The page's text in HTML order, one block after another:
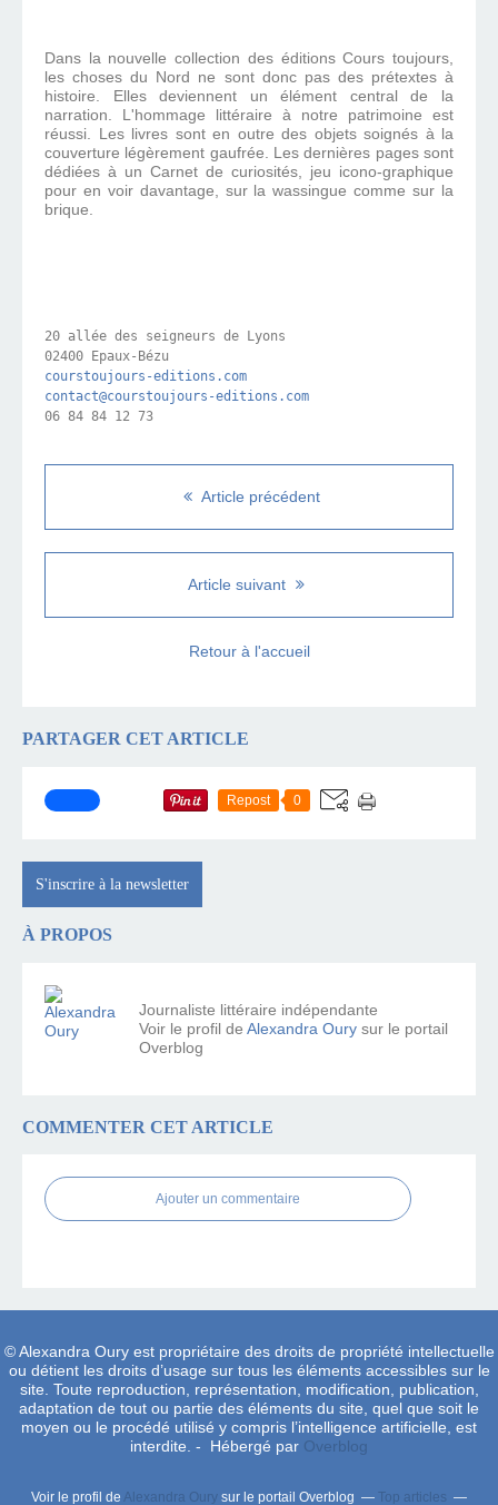
Dans la nouvelle collection des éditions Cours toujours,
les choses du Nord ne sont donc pas des prétextes à
histoire. Elles deviennent un élément central de la
narration. L'hommage littéraire à notre patrimoine est
réussi. Les livres sont en outre des objets soignés à la
couverture légèrement gaufrée. Les dernières pages sont
dédiées à un Carnet de curiosités, jeu icono-graphique
pour en voir davantage, sur la wassingue comme sur la
brique.
20 allée des seigneurs de Lyons
02400 Epaux-Bézu
courstoujours-editions.com
contact@courstoujours-editions.com
06 84 84 12 73
Article précédent
Article suivant
Retour à l'accueil
PARTAGER CET ARTICLE
Repost 0
S'inscrire à la newsletter
À PROPOS
Journaliste littéraire indépendante
Voir le profil de Alexandra Oury sur le portail
Overblog
COMMENTER CET ARTICLE
Ajouter un commentaire
© Alexandra Oury est propriétaire des droits de propriété intellectuelle
ou détient les droits d’usage sur tous les éléments accessibles sur le
site. Toute reproduction, représentation, modification, publication,
adaptation de tout ou partie des éléments du site, quel que soit le
moyen ou le procédé utilisé y compris l’intelligence artificielle, est
interdite. - Hébergé par Overblog
Voir le profil de Alexandra Oury sur le portail Overblog Top articles